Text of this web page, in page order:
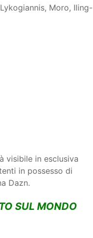
Moro, Iling-
visibile in esclusiva
in possesso di
Dazn.
SUL MONDO